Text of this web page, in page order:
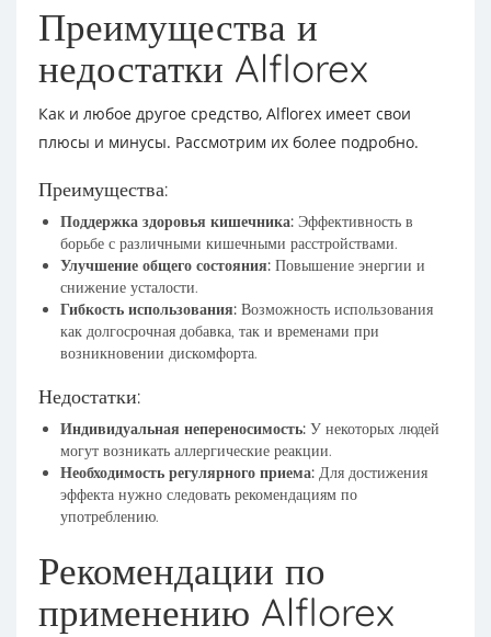
Преимущества и
недостатки Alflorex
Как и любое другое средство, Alflorex имеет свои
плюсы и минусы. Рассмотрим их более подробно.
Преимущества:
Поддержка здоровья кишечника: Эффективность в
борьбе с различными кишечными расстройствами.
Улучшение общего состояния: Повышение энергии и
снижение усталости.
Гибкость использования: Возможность использования
как долгосрочная добавка, так и временами при
возникновении дискомфорта.
Недостатки:
Индивидуальная непереносимость: У некоторых людей
могут возникать аллергические реакции.
Необходимость регулярного приема: Для достижения
эффекта нужно следовать рекомендациям по
употреблению.
Рекомендации по
применению Alflorex